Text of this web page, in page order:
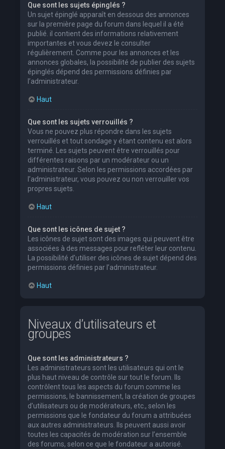
Que sont les sujets épinglés ?
Un sujet épinglé apparaît en dessous des annonces
sur la première page du forum dans lequel il a été
publié. il contient des informations relativement
importantes et vous devez le consulter
régulièrement. Comme pour les annonces et les
annonces globales, la possibilité de publier des sujets
épinglés dépend des permissions définies par
l’administrateur.
Haut
Que sont les sujets verrouillés ?
Vous ne pouvez plus répondre dans les sujets
verrouillés et tout sondage y étant contenu est alors
terminé. Les sujets peuvent être verrouillés pour
différentes raisons par un modérateur ou un
administrateur. Selon les permissions accordées par
l’administrateur, vous pouvez ou non verrouiller vos
propres sujets.
Haut
Que sont les icônes de sujet ?
Les icônes de sujet sont des images qui peuvent être
associées à des messages pour refléter leur contenu.
La possibilité d’utiliser des icônes de sujet dépend des
permissions définies par l’administrateur.
Haut
Niveaux d’utilisateurs et
groupes
Que sont les administrateurs ?
Les administrateurs sont les utilisateurs qui ont le
plus haut niveau de contrôle sur tout le forum. Ils
contrôlent tous les aspects du forum comme les
permissions, le bannissement, la création de groupes
d’utilisateurs ou de modérateurs, etc., selon les
permissions que le fondateur du forum a attribuées
aux autres administrateurs. Ils peuvent aussi avoir
toutes les capacités de modération sur l’ensemble
des forums, selon ce que le fondateur a autorisé.